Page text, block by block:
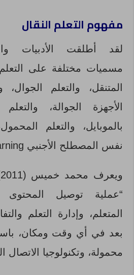
مفهوم التعلم النقال
لقد أطلقت الأدبيات
مسميات مختلفة على التعلم
المتنقل، والتعلم
الأجهزة الجوالة،
بالموبايل، والتعلم
نفس المصطلح الأجنبي Mobile Learning.
“عملية توصيل المحتوى
المتعلم، وإدارة التعلم
بعد في أي وقت ومكان،
محمولة، وتكنولوجيا الاتصال